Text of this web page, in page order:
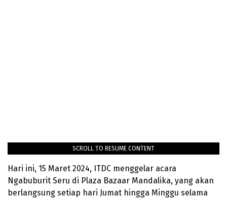
SCROLL TO RESUME CONTENT
Hari ini, 15 Maret 2024, ITDC menggelar acara
Ngabuburit Seru di Plaza Bazaar Mandalika, yang akan
berlangsung setiap hari Jumat hingga Minggu selama